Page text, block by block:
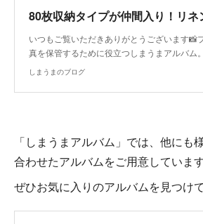
いつもご覧いただきありがとうございます📸
真を保管するために役立つしまうまアルバ
しまうまのブログ
「しまうまアルバム」では、他にも
合わせたアルバムをご用意しています
ぜひお気に入りのアルバムを見つけ